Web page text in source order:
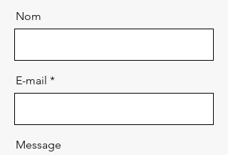
Nom
E-mail
Message